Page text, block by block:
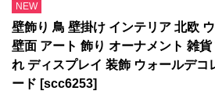
NEW
壁飾り 鳥 壁掛け インテリア 北欧
壁面 アート 飾り オーナメント 雑
れ ディスプレイ 装飾 ウォールデコ
ード [scc6253]